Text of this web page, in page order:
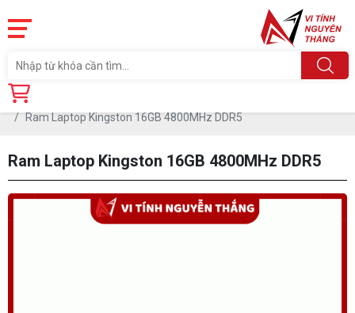
Trang chủ
Ram Laptop Kingston 16GB 4800MHz DDR5
Ram Laptop Kingston 16GB 4800MHz DDR5